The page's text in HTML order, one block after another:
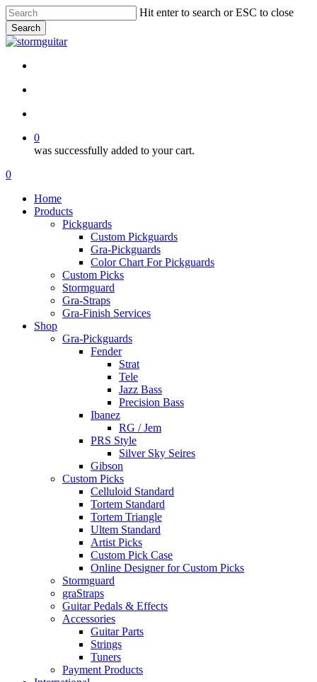
Skip
to
main
content
Hit enter to search or ESC to close
Search
Close
0
was successfully added to your cart.
Menu
search
account
0
Home
Products
Pickguards
Custom Pickguards
Gra-Pickguards
Color Chart For Pickguards
Custom Picks
Stormguard
Gra-Straps
Gra-Finish Services
Shop
Gra-Pickguards
Fender
Strat
Tele
Jazz Bass
Precision Bass
Ibanez
RG / Jem
PRS Style
Silver Sky Seires
Gibson
Custom Picks
Celluloid Standard
Tortem Standard
Tortem Triangle
Ultem Standard
Artist Picks
Custom Pick Case
Online Designer for Custom Picks
Stormguard
graStraps
Guitar Pedals & Effects
Accessories
Guitar Parts
Strings
Tuners
Payment Products